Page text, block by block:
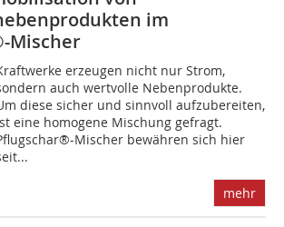
im
Mischer
erzeugen nicht nur Strom,
auch wertvolle Nebenprodukte.
diese sicher und sinnvoll aufzubereiten,
eine homogene Mischung gefragt.
Mischer bewähren sich hier
mehr